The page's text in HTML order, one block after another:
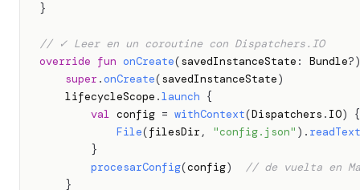
}
// ✓ Leer en un coroutine con Dispatchers.IO
override fun onCreate(savedInstanceState : Bundle?)
super .onCreate(savedInstanceState)
    lifecycleScope
.launch {
val config = withContext(Dispatchers . IO)
{
File(filesDir , "config.json" ) . readText
}
procesarConfig(config)
// de vuelta en
}